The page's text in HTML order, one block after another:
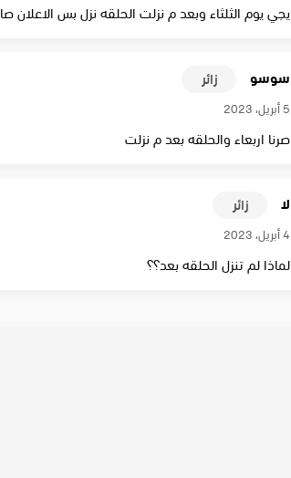
يجي يوم الثلثاء وبعد م نزلت الحلقه نزل بس
سوسو زائر
5 أبريل، 2023
صرنا اربعاء والحلقه بعد م نزلت
لا زائر
4 أبريل، 2023
لماذا لم تنزل الحلقه بعد؟؟